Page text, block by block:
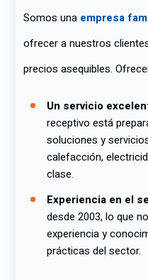
Somos una empresa
ofrecer a nuestros
precios asequibles.
Un servicio
receptivo está
soluciones y
calefacción,
clase.
Experiencia en el
desde 2003, lo que
experiencia y
prácticas del sector.